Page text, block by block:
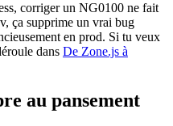
corriger un NG0100 ne fait
ça supprime un vrai bug
en prod. Si tu veux
dans De Zone.js à
au pansement